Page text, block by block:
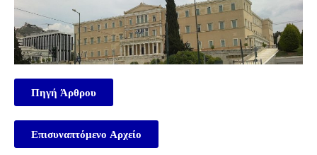
Πηγή Άρθρου
Επισυναπτόμενο Αρχείο